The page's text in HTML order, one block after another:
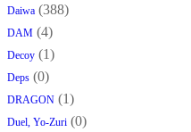
Daiwa (388)
DAM (4)
Decoy (1)
Deps (0)
DRAGON (1)
Duel, Yo-Zuri (0)